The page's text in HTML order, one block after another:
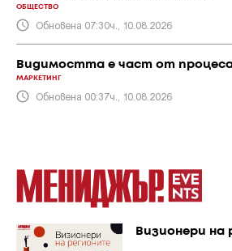
ОБЩЕСТВО
Обновена 07:30ч., 10.08.2026
Видимостта е част от процеса
МАРКЕТИНГ
Обновена 00:37ч., 10.08.2026
Визионери на